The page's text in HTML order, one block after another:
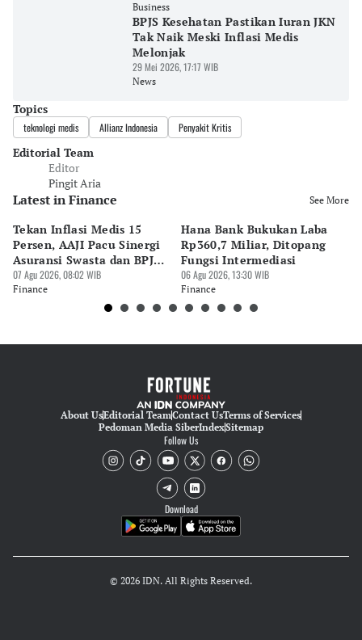
Business
BPJS Kesehatan Pastikan Iuran JKN
Tak Naik Meski Inflasi Medis
Melonjak
29 Mei 2026, 17:17 WIB
News
Topics
teknologi medis Allianz Indonesia Penyakit Kritis
Editorial Team
Editor
Pingit Aria
Latest in Finance See More
Tekan Inflasi Medis 15
Persen, AAJI Pacu Sinergi
Asuransi Swasta dan BPJS
Kesehatan
07 Agu 2026, 08:02 WIB
Finance
Hana Bank Bukukan Laba
Rp360,7 Miliar, Ditopang
Fungsi Intermediasi
06 Agu 2026, 13:30 WIB
Finance
About UsEditorial TeamContact UsTerms of Services
Pedoman Media SiberIndexSitemap
Follow Us
Download
© 2026 IDN. All Rights Reserved.